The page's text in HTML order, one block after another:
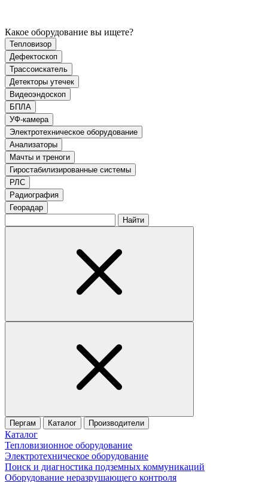
Какое оборудование вы ищете?
Тепловизор
Дефектоскоп
Трассоискатель
Детекторы утечек
Видеоэндоскоп
БПЛА
УФ-камера
Электротехническое оборудование
Анализаторы
Мачты и треноги
Гиростабилизированные системы
РЛС
Радиография
Георадар
Найти
Пергам Каталог Производители
Каталог
Тепловизионное оборудование
Электротехническое оборудование
Поиск и диагностика подземных коммуникаций
Оборудование неразрушающего контроля